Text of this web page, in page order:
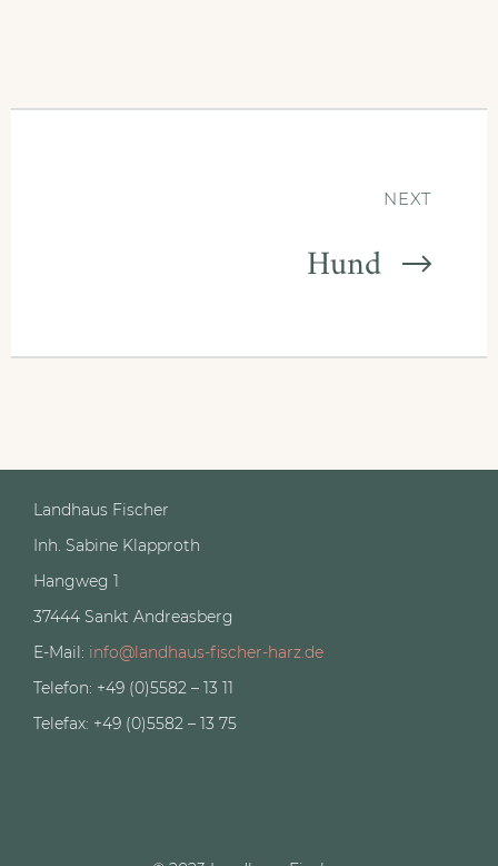
NEXT
Hund
Landhaus Fischer
Inh. Sabine Klapproth
Hangweg 1
37444 Sankt Andreasberg
E-Mail: info@landhaus-fischer-harz.de
Telefon: +49 (0)5582 – 13 11
Telefax: +49 (0)5582 – 13 75